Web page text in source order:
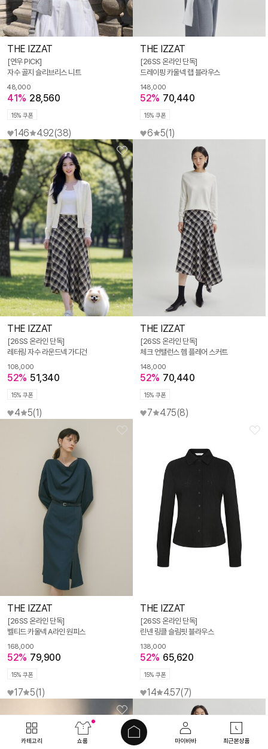
THE IZZAT
[연우 PICK]
자수 골지 슬리브리스 니트
48,000
41% 28,560
15% 쿠폰
146 4.92(38)
THE IZZAT
[26SS 온라인 단독]
드레이핑 카울넥 랩 블라우스
148,000
52% 70,440
15% 쿠폰
6 5(1)
THE IZZAT
[26SS 온라인 단독]
레터링 자수 라운드넥 가디건
108,000
52% 51,340
15% 쿠폰
4 5(1)
THE IZZAT
[26SS 온라인 단독]
체크 언밸런스 헴 플레어 스커트
148,000
52% 70,440
15% 쿠폰
7 4.75(8)
THE IZZAT
[26SS 온라인 단독]
벨티드 카울넥 A라인 원피스
168,000
52% 79,900
15% 쿠폰
17 5(1)
THE IZZAT
[26SS 온라인 단독]
린넨 링클 슬림핏 블라우스
138,000
52% 65,620
15% 쿠폰
14 4.57(7)
카테고리 쇼룸 마이바바 최근본상품